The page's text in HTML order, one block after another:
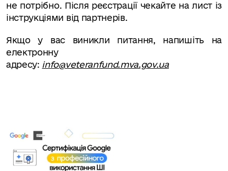
не потрібно. Після реєстрації чекайте на лист із
інструкціями від партнерів.
Якщо у вас виникли питання, напишіть на
електронну
адресу: info@veteranfund.mva.gov.ua